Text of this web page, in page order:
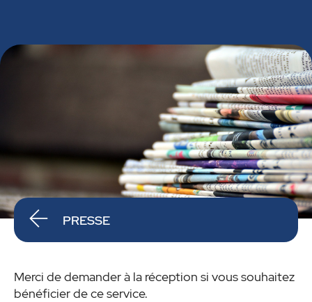
PRESSE
Merci de demander à la réception si vous souhaitez
bénéficier de ce service.